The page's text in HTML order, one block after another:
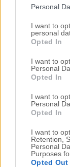
Please note
not limited to
grant or deny
use your data
consent section.
Personal
I want to
personal
Opted In
I want to
Personal
Opted In
I want to
Personal
Opted In
I want to
Retention,
Personal
Purposes
Opted Out